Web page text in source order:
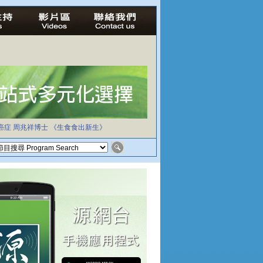
症 周兆祥博士 《生食食出新生》